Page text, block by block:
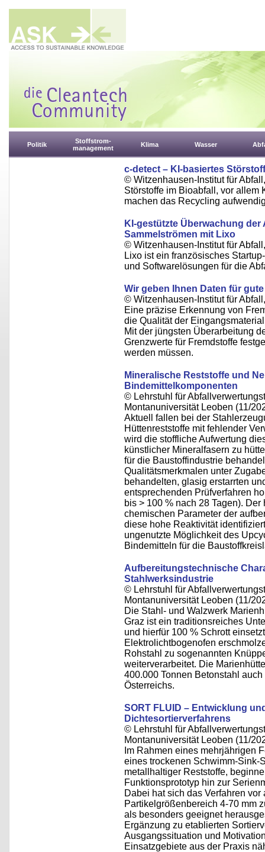
Politik
Stoffstrom-
management
Klima Wasser
c-detect – KI-basiertes
© Witzenhausen-Institut für
Störstoffe im Bioabfall, vor allem
machen das Recycling
KI-gestützte Überwachung
Sammelströmen mit Lixo
© Witzenhausen-Institut für
Lixo ist ein französisches
und Softwarelösungen für die
Wir geben Ihnen Daten für gute
© Witzenhausen-Institut für
Eine präzise Erkennung von
die Qualität der
Mit der jüngsten Überarbeitung
Grenzwerte für Fremdstoffe
werden müssen.
Mineralische Reststoffe und
Bindemittelkomponenten
© Lehrstuhl für
Montanuniversität Leoben (11/
Aktuell fallen bei der
Hüttenreststoffe mit fehlender
wird die stoffliche Aufwertung
künstlicher Mineralfasern zu
für die Baustoffindustrie
Qualitätsmerkmalen unter
behandelten, glasig erstarrten
entsprechenden Prüfverfahren
bis > 100 % nach 28 Tagen).
chemischen Parameter der
diese hohe Reaktivität
ungenutzte Möglichkeit des
Bindemitteln für die
Aufbereitungstechnische
Stahlwerksindustrie
© Lehrstuhl für
Montanuniversität Leoben (11/
Die Stahl- und Walzwerk
Graz ist ein traditionsreiches
und hierfür 100 % Schrott
Elektrolichtbogenofen
Rohstahl zu sogenannten
weiterverarbeitet. Die
400.000 Tonnen Betonstahl
Österreichs.
SORT FLUID – Entwicklung
Dichtesortierverfahrens
© Lehrstuhl für
Montanuniversität Leoben (11/
Im Rahmen eines mehrjährigen
eines trockenen Schwimm-Sink-
metallhaltiger Reststoffe,
Funktionsprototyp hin zur
Dabei hat sich das Verfahren
Partikelgrößenbereich 4-70 mm
als besonders geeignet
Ergänzung zu etablierten
Ausgangssituation und
Einsatzgebiete aus der Praxis